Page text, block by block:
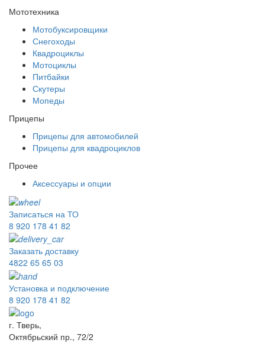
Мототехника
Мотобуксировщики
Снегоходы
Квадроциклы
Мотоциклы
Питбайки
Скутеры
Мопеды
Прицепы
Прицепы для автомобилей
Прицепы для квадроциклов
Прочее
Аксессуары и опции
Записаться на ТО
8 920 178 41 82
Заказать доставку
4822 65 65 03
Установка и подключение
8 920 178 41 82
г. Тверь,
Октябрьский пр., 72/2